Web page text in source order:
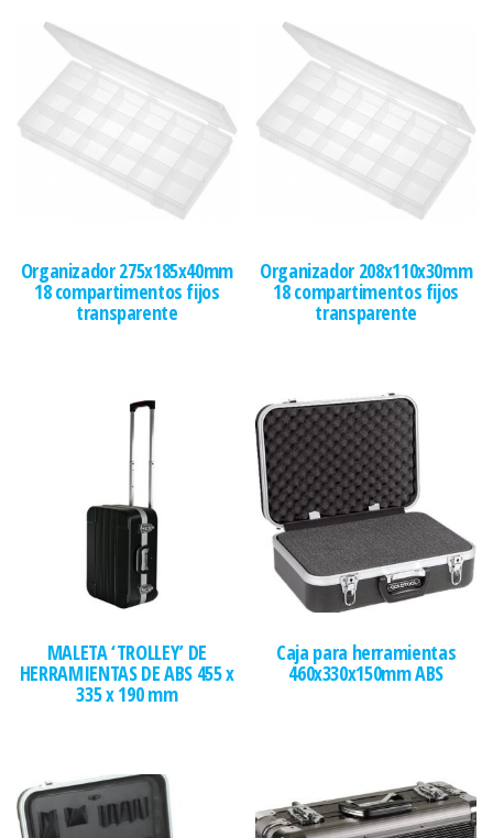
Organizador 275x185x40mm
18 compartimentos fijos
transparente
Organizador 208x110x30mm
18 compartimentos fijos
transparente
MALETA ‘TROLLEY’ DE
HERRAMIENTAS DE ABS 455 x
335 x 190 mm
Caja para herramientas
460x330x150mm ABS